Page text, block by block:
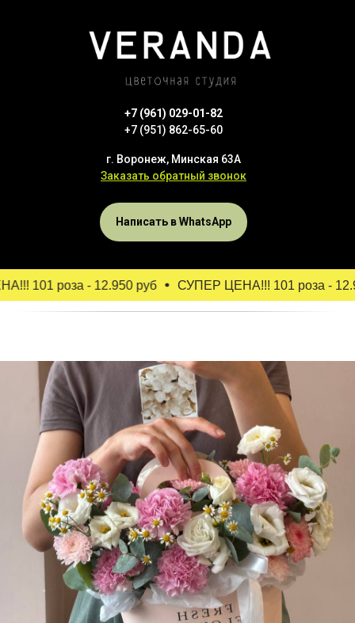
+7 (961) 029-01-82
+7 (951) 862-65-60
г. Воронеж, Минская 63А
Заказать обратный звонок
Написать в WhatsApp
101 роза - 12.950 руб СУПЕР ЦЕНА!!! 101 роза -